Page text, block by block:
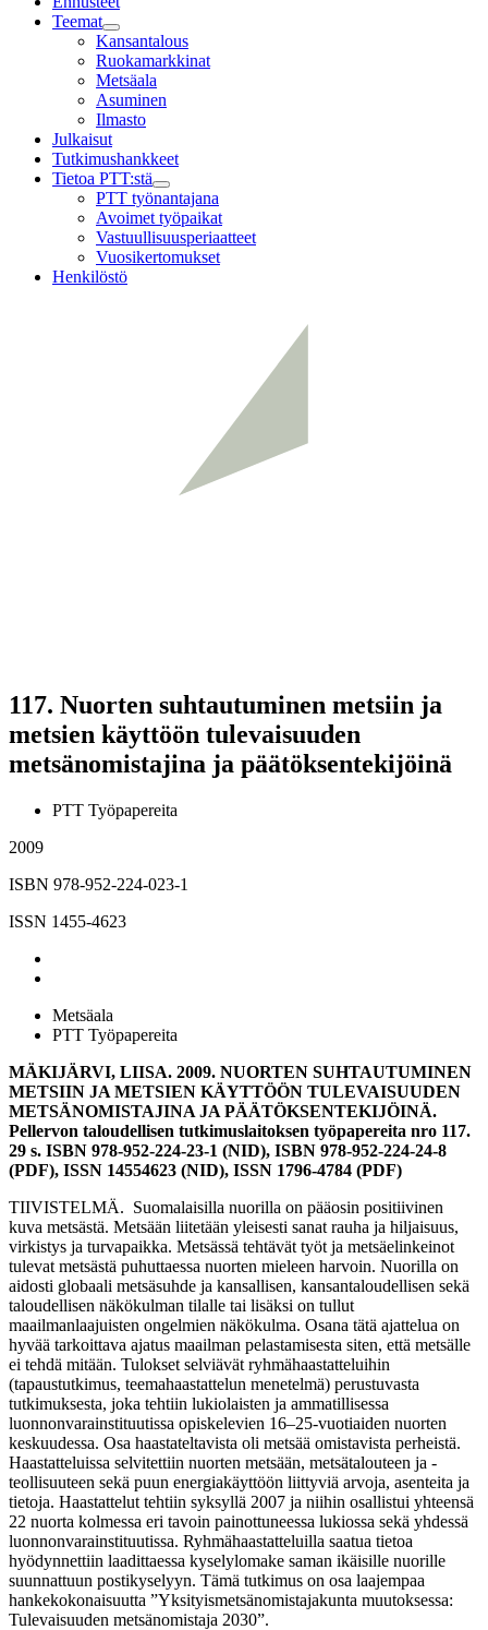
Teemat
Child
menu
Kansantalous
Ruokamarkkinat
Metsäala
Asuminen
Ilmasto
Julkaisut
Tutkimushankkeet
Tietoa PTT:stä
Child
menu
PTT työnantajana
Avoimet työpaikat
Vastuullisuusperiaatteet
Vuosikertomukset
Henkilöstö
117. Nuorten suhtautuminen metsiin ja
metsien käyttöön tulevaisuuden
metsänomistajina ja päätöksentekijöinä
PTT Työpapereita
2009
ISBN 978-952-224-023-1
ISSN 1455-4623
Metsäala
PTT Työpapereita
MÄKIJÄRVI, LIISA. 2009. NUORTEN SUHTAUTUMINEN
METSIIN JA METSIEN KÄYTTÖÖN TULEVAISUUDEN
METSÄNOMISTAJINA JA PÄÄTÖKSENTEKIJÖINÄ.
Pellervon taloudellisen tutkimuslaitoksen työpapereita nro 117.
29 s. ISBN 978-952-224-23-1 (NID), ISBN 978-952-224-24-8
(PDF), ISSN 14554623 (NID), ISSN 1796-4784 (PDF)
TIIVISTELMÄ. Suomalaisilla nuorilla on pääosin positiivinen
kuva metsästä. Metsään liitetään yleisesti sanat rauha ja hiljaisuus,
virkistys ja turvapaikka. Metsässä tehtävät työt ja metsäelinkeinot
tulevat metsästä puhuttaessa nuorten mieleen harvoin. Nuorilla on
aidosti globaali metsäsuhde ja kansallisen, kansantaloudellisen sekä
taloudellisen näkökulman tilalle tai lisäksi on tullut
maailmanlaajuisten ongelmien näkökulma. Osana tätä ajattelua on
hyvää tarkoittava ajatus maailman pelastamisesta siten, että metsälle
ei tehdä mitään. Tulokset selviävät ryhmähaastatteluihin
(tapaustutkimus, teemahaastattelun menetelmä) perustuvasta
tutkimuksesta, joka tehtiin lukiolaisten ja ammatillisessa
luonnonvarainstituutissa opiskelevien 16–25-vuotiaiden nuorten
keskuudessa. Osa haastateltavista oli metsää omistavista perheistä.
Haastatteluissa selvitettiin nuorten metsään, metsätalouteen ja -
teollisuuteen sekä puun energiakäyttöön liittyviä arvoja, asenteita ja
tietoja. Haastattelut tehtiin syksyllä 2007 ja niihin osallistui yhteensä
22 nuorta kolmessa eri tavoin painottuneessa lukiossa sekä yhdessä
luonnonvarainstituutissa. Ryhmähaastatteluilla saatua tietoa
hyödynnettiin laadittaessa kyselylomake saman ikäisille nuorille
suunnattuun postikyselyyn. Tämä tutkimus on osa laajempaa
hankekokonaisuutta ”Yksityismetsänomistajakunta muutoksessa:
Tulevaisuuden metsänomistaja 2030”.